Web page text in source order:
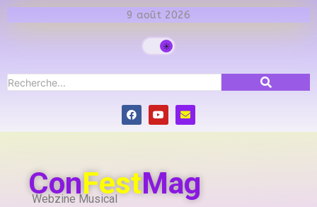
9 août 2026
ConFestMag
Webzine Musical